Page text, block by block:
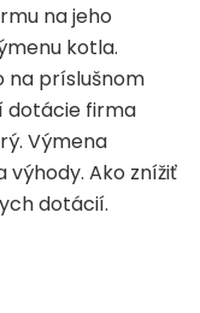
na jeho
kotla.
na príslušnom
dotácie firma
Výmena
Ako znížiť
dotácií.